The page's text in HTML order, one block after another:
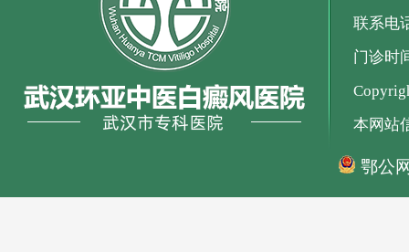
联系电
门诊时
本网站
鄂公